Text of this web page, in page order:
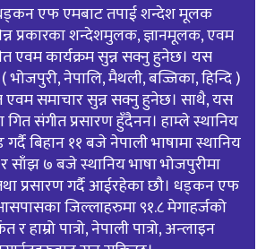
एफ एमबाट तपाई शन्देश मूलक
प्रकारका शन्देशमुलक, ज्ञानमूलक, एवम
एवम कार्यक्रम सुन्न सक्नु हुनेछ। यस
( भोजपुरी, नेपालि, मैथली, बज्जिका, हिन्दि )
एवम समाचार सुन्न सक्नु हुनेछ। साथै, यस
गित संगीत प्रसारण हुँदैनन। हाम्ले स्थानिय
बिहान ११ बजे नेपाली भाषामा स्थानिय
साँझ ७ बजे स्थानिय भाषा भोजपुरीमा
प्रसारण गर्दै आईरहेका छौ। धड्कन एफ
जिल्लाहरुमा ९१.८ मेगाहर्जको
हाम्रो पात्रो, नेपाली पात्रो, अन्लाइन